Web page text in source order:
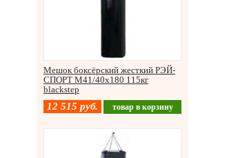
Мешок боксёрский жесткий РЭЙ-
СПОРТ М41/40х180 115кг
blackstep
12 515 руб. товар в корзину